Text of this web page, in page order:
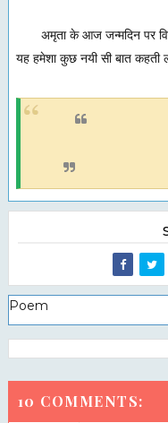
अमृता के आज जन्मदिन पर विशेष
यह हमेशा कुछ नयी सी बात कहती
Poem
10 COMMENTS: